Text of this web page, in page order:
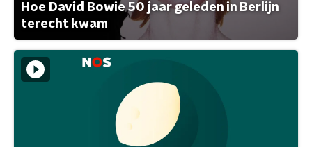
Hoe David Bowie 50 jaar geleden in Berlijn
terecht kwam